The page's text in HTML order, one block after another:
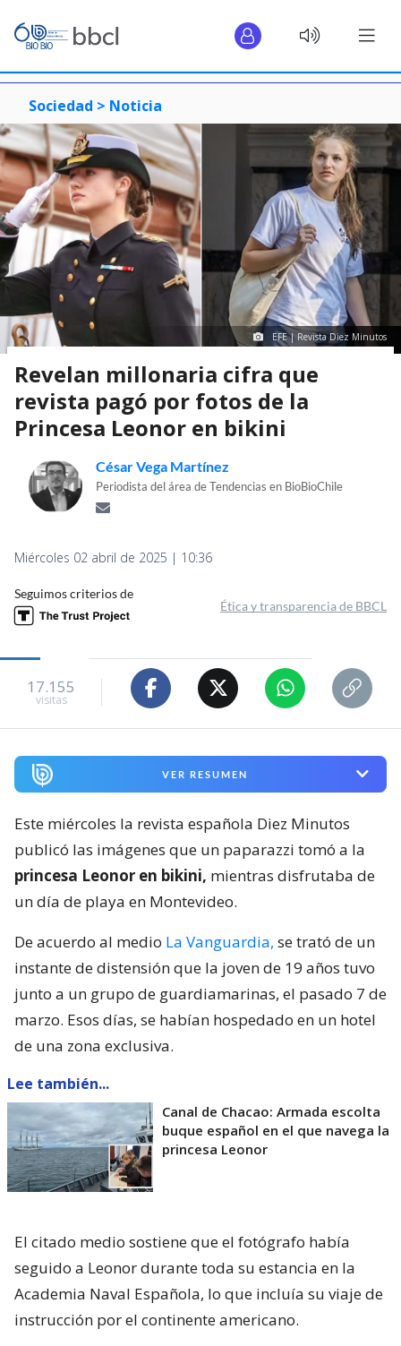
Sociedad > Noticia
EFE | Revista Diez Minutos
Revelan millonaria cifra que
revista pagó por fotos de la
Princesa Leonor en bikini
César Vega Martínez
Periodista del área de Tendencias en BioBioChile
Miércoles 02 abril de 2025 | 10:36
Seguimos criterios de
Ética y transparencia de BBCL
17.155
visitas
VER RESUMEN
Este miércoles la revista española Diez Minutos
publicó las imágenes que un paparazzi tomó a la
princesa Leonor en bikini, mientras disfrutaba de
un día de playa en Montevideo.
De acuerdo al medio La Vanguardia, se trató de un
instante de distensión que la joven de 19 años tuvo
junto a un grupo de guardiamarinas, el pasado 7 de
marzo. Esos días, se habían hospedado en un hotel
de una zona exclusiva.
Lee también...
Canal de Chacao: Armada escolta
buque español en el que navega la
princesa Leonor
El citado medio sostiene que el fotógrafo había
seguido a Leonor durante toda su estancia en la
Academia Naval Española, lo que incluía su viaje de
instrucción por el continente americano.